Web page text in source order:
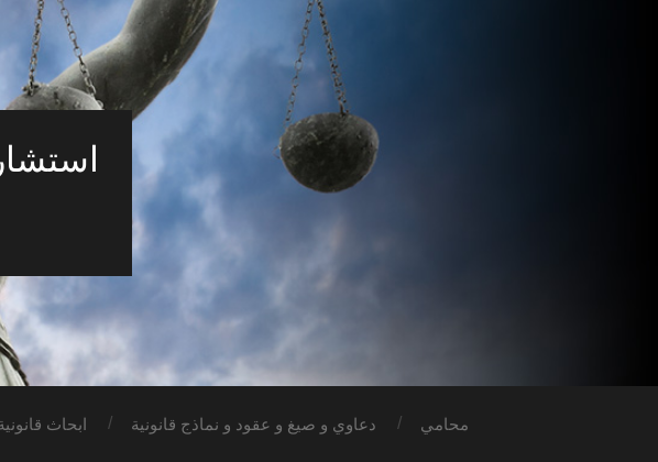
محامي دعاوي و صيغ و عقود و نماذج قانونية ابحاث